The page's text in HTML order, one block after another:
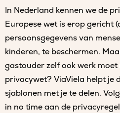
In Nederland kennen we de
Europese wet is erop gericht
persoonsgegevens van
kinderen, te beschermen.
gastouder zelf ook werk moet
privacywet? ViaViela helpt je
sjablonen met je te delen.
in no time aan de